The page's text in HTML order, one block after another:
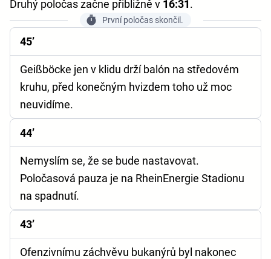
Druhý poločas začne přibližně v 16:31.
První poločas skončil.
45’
Geißböcke jen v klidu drží balón na středovém
kruhu, před konečným hvizdem toho už moc
neuvidíme.
44’
Nemyslím se, že se bude nastavovat.
Poločasová pauza je na RheinEnergie Stadionu
na spadnutí.
43’
Ofenzivnímu záchvěvu bukanýrů byl nakonec